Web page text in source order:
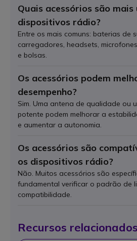
Quais acessórios são
dispositivos rádio?
Entre os mais comuns: baterias de
carregadores, headsets,
e bolsas.
Os acessórios podem
desempenho?
Sim. Uma antena de qualidade ou
potente podem melhorar a
e aumentar a autonomia.
Os acessórios são
os dispositivos rádio?
Não. Muitos acessórios são
fundamental verificar o padrão de
compatibilidade.
Recursos relacionados